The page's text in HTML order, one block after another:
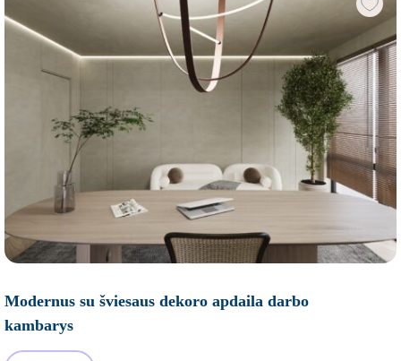
Modernus su šviesaus dekoro apdaila darbo
kambarys